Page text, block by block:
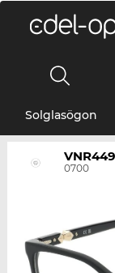
Solglasögon
VNR449
0700